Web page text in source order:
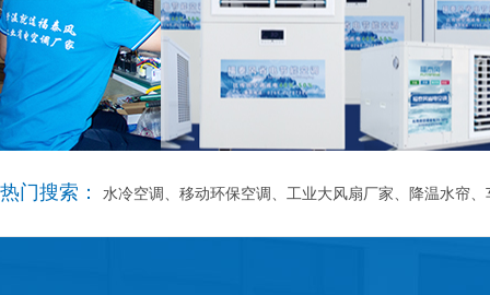
热门搜索： 水冷空调、移动环保空调、工业大风扇厂家、降温水帘